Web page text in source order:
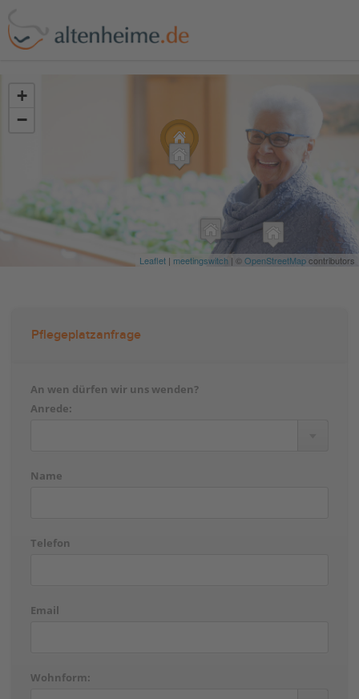
+
−
Leaflet | meetingswitch | ©OpenStreetMapcontributors
Pflegeplatzanfrage
An wen dürfen wir uns wenden?
Anrede:
Name
Telefon
Email
Wohnform: